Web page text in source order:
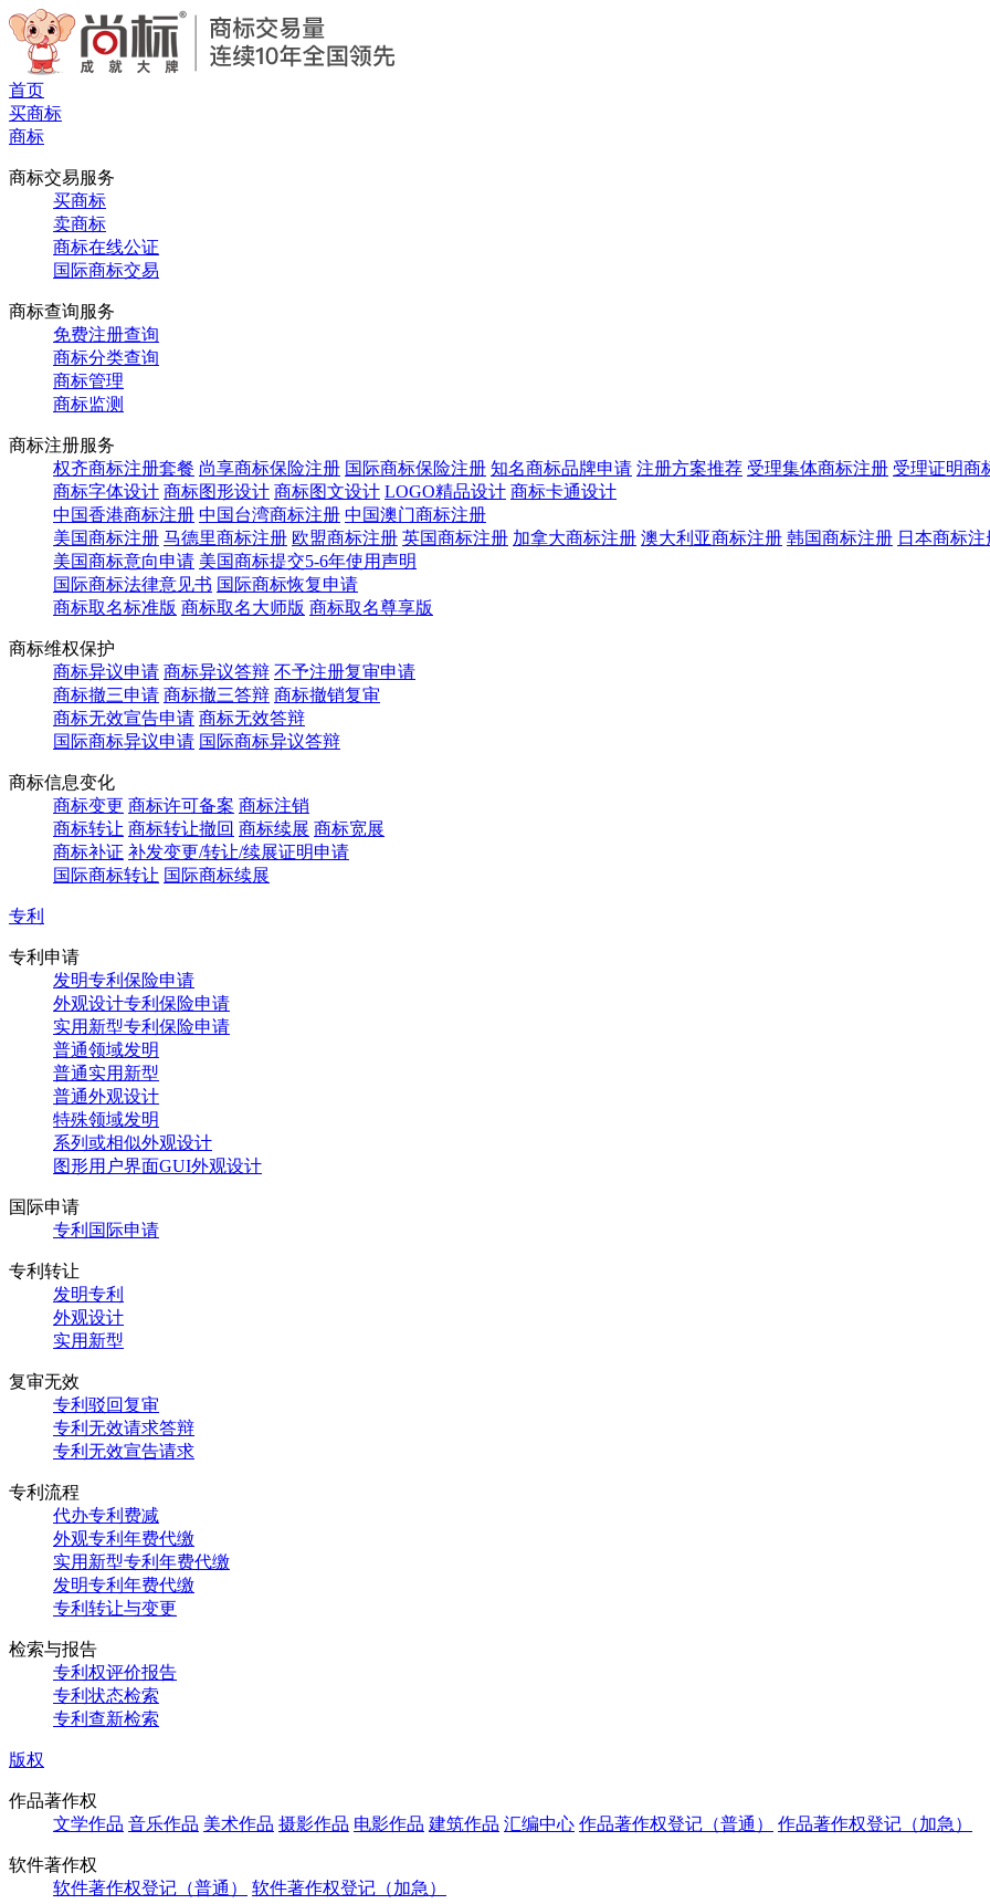
首页
买商标
商标
商标交易服务
买商标
卖商标
商标在线公证
国际商标交易
商标查询服务
免费注册查询
商标分类查询
商标管理
商标监测
商标注册服务
权齐商标注册套餐 尚享商标保险注册 国际商标保险注册 知名商标品牌申请 注册方案推荐 受理集体商标注册 受理证明商
商标字体设计 商标图形设计 商标图文设计 LOGO精品设计 商标卡通设计
中国香港商标注册 中国台湾商标注册 中国澳门商标注册
美国商标注册 马德里商标注册 欧盟商标注册 英国商标注册 加拿大商标注册 澳大利亚商标注册 韩国商标注册 日本商标注
美国商标意向申请 美国商标提交5-6年使用声明
国际商标法律意见书 国际商标恢复申请
商标取名标准版 商标取名大师版 商标取名尊享版
商标维权保护
商标异议申请 商标异议答辩 不予注册复审申请
商标撤三申请 商标撤三答辩 商标撤销复审
商标无效宣告申请 商标无效答辩
国际商标异议申请 国际商标异议答辩
商标信息变化
商标变更 商标许可备案 商标注销
商标转让 商标转让撤回 商标续展 商标宽展
商标补证 补发变更/转让/续展证明申请
国际商标转让 国际商标续展
专利
专利申请
发明专利保险申请
外观设计专利保险申请
实用新型专利保险申请
普通领域发明
普通实用新型
普通外观设计
特殊领域发明
系列或相似外观设计
图形用户界面GUI外观设计
国际申请
专利国际申请
专利转让
发明专利
外观设计
实用新型
复审无效
专利驳回复审
专利无效请求答辩
专利无效宣告请求
专利流程
代办专利费减
外观专利年费代缴
实用新型专利年费代缴
发明专利年费代缴
专利转让与变更
检索与报告
专利权评价报告
专利状态检索
专利查新检索
版权
作品著作权
文学作品 音乐作品 美术作品 摄影作品 电影作品 建筑作品 汇编中心 作品著作权登记（普通） 作品著作权登记（加急）
软件著作权
软件著作权登记（普通）
软件著作权登记（加急）